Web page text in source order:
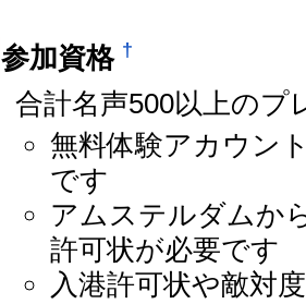
参加資格 †
合計名声500以上の
無料体験アカウン
です
アムステルダムか
許可状が必要です
入港許可状や敵対